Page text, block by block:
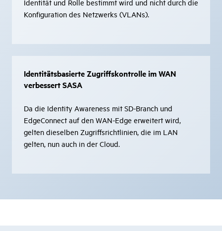
Identität und Rolle bestimmt wird und nicht durch die
Konfiguration des Netzwerks (VLANs).
Identitätsbasierte Zugriffskontrolle im WAN
verbessert SASA
Da die Identity Awareness mit SD-Branch und
EdgeConnect auf den WAN-Edge erweitert wird,
gelten dieselben Zugriffsrichtlinien, die im LAN
gelten, nun auch in der Cloud.